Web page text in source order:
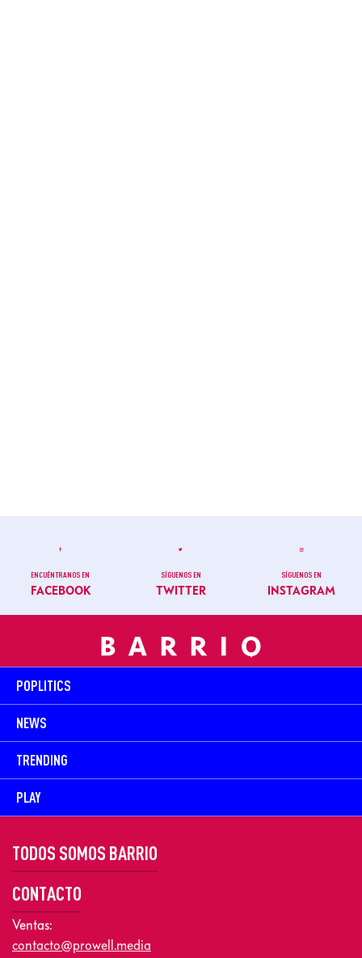
ENCUÉNTRANOS EN
FACEBOOK
SÍGUENOS EN
TWITTER
SÍGUENOS EN
INSTAGRAM
POPLITICS
NEWS
TRENDING
PLAY
TODOS SOMOS BARRIO
CONTACTO
Ventas:
contacto@prowell.media